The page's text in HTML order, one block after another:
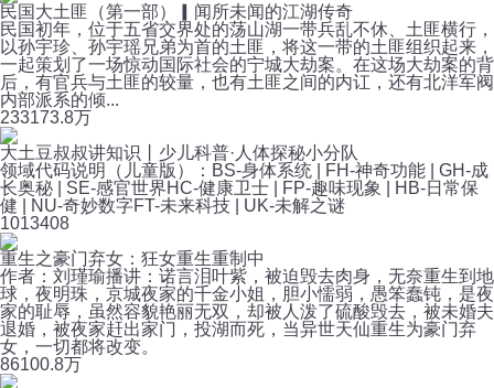
民国大土匪（第一部）▎闻所未闻的江湖传奇
民国初年，位于五省交界处的荡山湖一带兵乱不休、土匪横行，
以孙宇珍、孙宇瑶兄弟为首的土匪，将这一带的土匪组织起来，
一起策划了一场惊动国际社会的宁城大劫案。在这场大劫案的背
后，有官兵与土匪的较量，也有土匪之间的内讧，还有北洋军阀
内部派系的倾...
233173.8万
大土豆叔叔讲知识丨少儿科普·人体探秘小分队
领域代码说明（儿童版）：BS-身体系统 | FH-神奇功能 | GH-成
长奥秘 | SE-感官世界HC-健康卫士 | FP-趣味现象 | HB-日常保
健 | NU-奇妙数字FT-未来科技 | UK-未解之谜
1013408
重生之豪门弃女：狂女重生重制中
作者：刘瑾瑜播讲：诺言泪叶紫，被迫毁去肉身，无奈重生到地
球，夜明珠，京城夜家的千金小姐，胆小懦弱，愚笨蠢钝，是夜
家的耻辱，虽然容貌艳丽无双，却被人泼了硫酸毁去，被未婚夫
退婚，被夜家赶出家门，投湖而死，当异世天仙重生为豪门弃
女，一切都将改变。
86100.8万